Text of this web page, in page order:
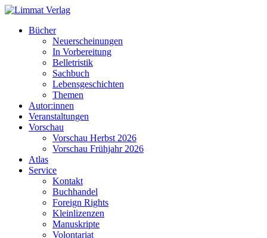
Bücher
Neuerscheinungen
In Vorbereitung
Belletristik
Sachbuch
Lebensgeschichten
Themen
Autor:innen
Veranstaltungen
Vorschau
Vorschau Herbst 2026
Vorschau Frühjahr 2026
Atlas
Service
Kontakt
Buchhandel
Foreign Rights
Kleinlizenzen
Manuskripte
Volontariat